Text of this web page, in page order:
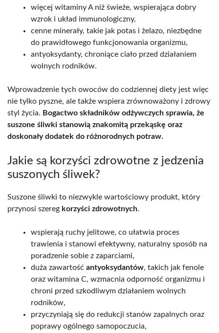
więcej witaminy A niż świeże, wspierająca dobry
wzrok i układ immunologiczny,
cenne minerały, takie jak potas i żelazo, niezbędne
do prawidłowego funkcjonowania organizmu,
antyoksydanty, chroniące ciało przed działaniem
wolnych rodników.
Wprowadzenie tych owoców do codziennej diety jest więc
nie tylko pyszne, ale także wspiera zrównoważony i zdrowy
styl życia. Bogactwo składników odżywczych sprawia, że
suszone śliwki stanowią znakomitą przekąskę oraz
doskonały dodatek do różnorodnych potraw.
Jakie są korzyści zdrowotne z jedzenia
suszonych śliwek?
Suszone śliwki to niezwykle wartościowy produkt, który
przynosi szereg korzyści zdrowotnych.
wspierają ruchy jelitowe, co ułatwia proces
trawienia i stanowi efektywny, naturalny sposób na
poradzenie sobie z zaparciami,
duża zawartość antyoksydantów, takich jak fenole
oraz witamina C, wzmacnia odporność organizmu i
chroni przed szkodliwym działaniem wolnych
rodników,
przyczyniają się do redukcji stanów zapalnych oraz
poprawy ogólnego samopoczucia,